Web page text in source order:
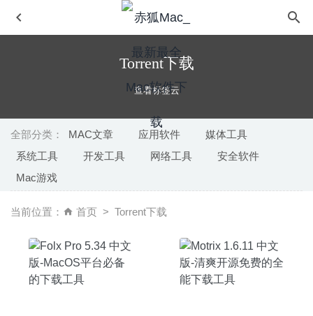
Torrent下载
查看标签云
全部分类： MAC文章 应用软件
媒体工具
系统工具
开发工具 网络工具
安全软件
Mac游戏
当前位置： 首页 Torrent下载
Iridient Developer 3.3.11 – 非常专业的RAW转换工具
2020-04-08
视频播放器 2020-07-31
Amadeus Pro 2.8.4 (2518) 中文版-多音轨音频编辑器
2020-06-27